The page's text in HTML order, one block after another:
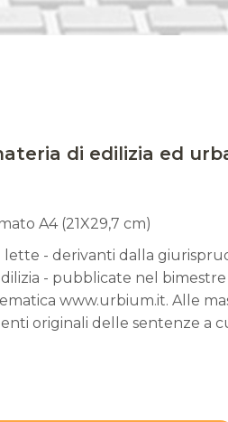
di edilizia ed
A4 (21X29,7 cm)
- derivanti dalla
- pubblicate nel bimestre
www.urbium.it. Alle
originali delle sentenze a